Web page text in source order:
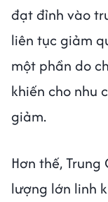
đạt đỉnh vào
liên tục giảm
một phần do
khiến cho nhu
giảm.
Hơn thế,
lượng lớn linh